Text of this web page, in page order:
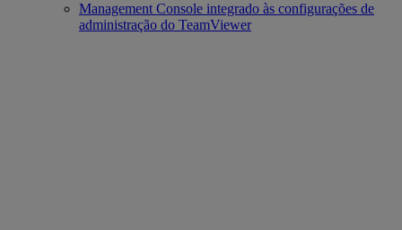
Management Console integrado às configurações de
administração do TeamViewer